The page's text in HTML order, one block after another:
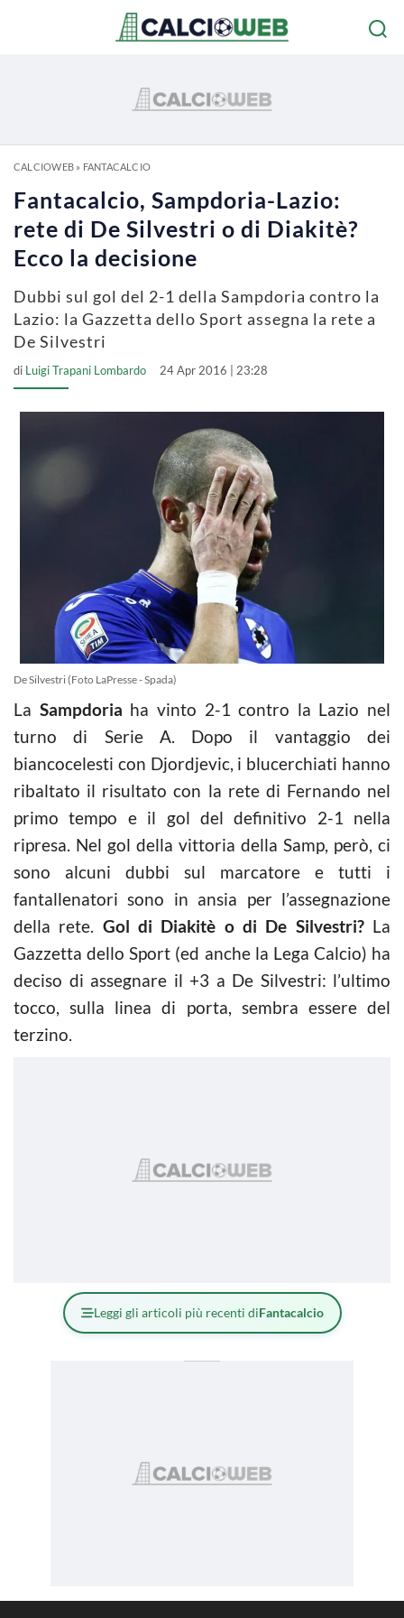
CALCIOWEB» FANTACALCIO
Fantacalcio, Sampdoria-Lazio:
rete di De Silvestri o di Diakitè?
Ecco la decisione
Dubbi sul gol del 2-1 della Sampdoria contro la
Lazio: la Gazzetta dello Sport assegna la rete a
De Silvestri
di Luigi Trapani Lombardo 24 Apr 2016 | 23:28
De Silvestri (Foto LaPresse - Spada)
La Sampdoria ha vinto 2-1 contro la Lazio nel
turno di Serie A. Dopo il vantaggio dei
biancocelesti con Djordjevic, i blucerchiati hanno
ribaltato il risultato con la rete di Fernando nel
primo tempo e il gol del definitivo 2-1 nella
ripresa. Nel gol della vittoria della Samp, però, ci
sono alcuni dubbi sul marcatore e tutti i
fantallenatori sono in ansia per l’assegnazione
della rete. Gol di Diakitè o di De Silvestri?La
Gazzetta dello Sport (ed anche la Lega Calcio) ha
deciso di assegnare il +3 a De Silvestri: l’ultimo
tocco, sulla linea di porta, sembra essere del
terzino.
Leggi gli articoli più recenti diFantacalcio